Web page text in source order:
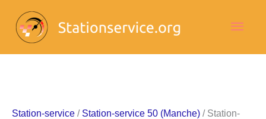
contenu
Station-service / Station-service 50 (Manche) / Station-